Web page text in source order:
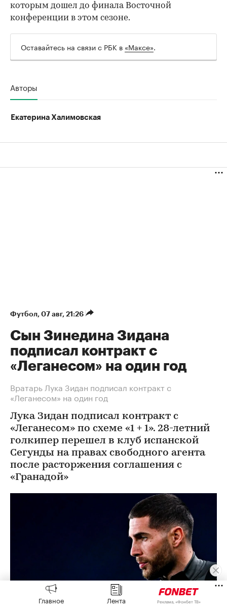
которым дошел до финала Восточной
конференции в этом сезоне.
Оставайтесь на связи с РБК в «Максе».
Авторы
Екатерина Халимовская
Футбол 07 авг, 21:26
Сын Зинедина Зидана
подписал контракт с
«Леганесом» на один год
Вратарь Лука Зидан подписал контракт с
«Леганесом» на один год
Лука Зидан подписал контракт с
«Леганесом» по схеме «1 + 1». 28-летний
голкипер перешел в клуб испанской
Сегунды на правах свободного агента
после расторжения соглашения с
«Гранадой»
Главное Лента Реклама, «Фонбет ТВ»